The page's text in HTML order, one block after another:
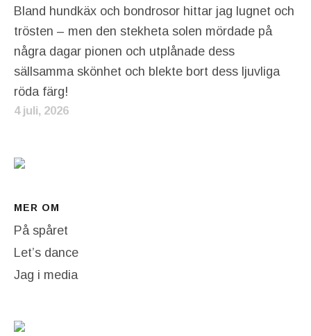
Bland hundkäx och bondrosor hittar jag lugnet och
trösten – men den stekheta solen mördade på
några dagar pionen och utplånade dess
sällsamma skönhet och blekte bort dess ljuvliga
röda färg!
4 juli, 2026
MER OM
På spåret
Let’s dance
Jag i media